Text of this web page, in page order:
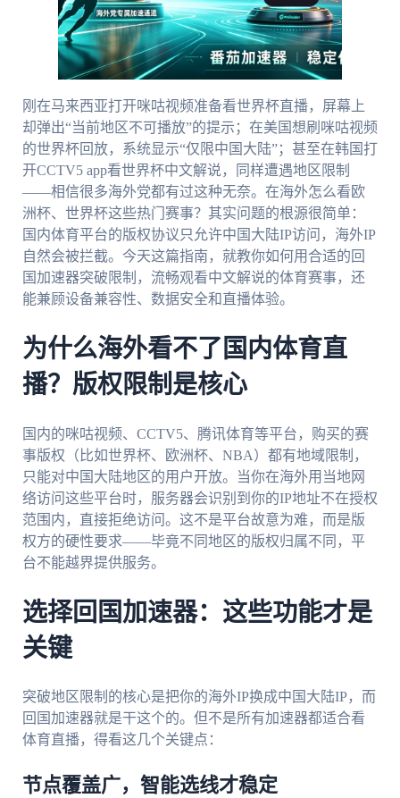
刚在马来西亚打开咪咕视频准备看世界杯直播，屏幕上
却弹出“当前地区不可播放”的提示；在美国想刷咪咕视频
的世界杯回放，系统显示“仅限中国大陆”；甚至在韩国打
开CCTV5 app看世界杯中文解说，同样遭遇地区限制
——相信很多海外党都有过这种无奈。在海外怎么看欧
洲杯、世界杯这些热门赛事？其实问题的根源很简单：
国内体育平台的版权协议只允许中国大陆IP访问，海外IP
自然会被拦截。今天这篇指南，就教你如何用合适的回
国加速器突破限制，流畅观看中文解说的体育赛事，还
能兼顾设备兼容性、数据安全和直播体验。
为什么海外看不了国内体育直
播？版权限制是核心
国内的咪咕视频、CCTV5、腾讯体育等平台，购买的赛
事版权（比如世界杯、欧洲杯、NBA）都有地域限制，
只能对中国大陆地区的用户开放。当你在海外用当地网
络访问这些平台时，服务器会识别到你的IP地址不在授权
范围内，直接拒绝访问。这不是平台故意为难，而是版
权方的硬性要求——毕竟不同地区的版权归属不同，平
台不能越界提供服务。
选择回国加速器：这些功能才是
关键
突破地区限制的核心是把你的海外IP换成中国大陆IP，而
回国加速器就是干这个的。但不是所有加速器都适合看
体育直播，得看这几个关键点：
节点覆盖广，智能选线才稳定